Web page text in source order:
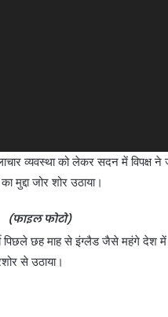
व्यवस्था को लेकर सदन में विपक्ष ने
मुद्दा जोर शोर उठाया।
(फाइल फोटो)
पिछले छह माह से इंग्लैड जैसे महंगे देश
से उठाया।